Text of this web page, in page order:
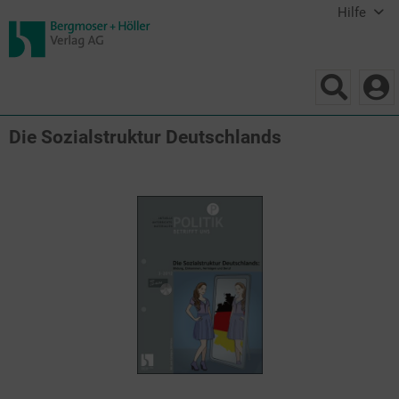
Hilfe
Die Sozialstruktur Deutschlands